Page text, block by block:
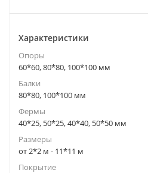
Характеристики
Опоры
60*60, 80*80, 100*100 мм
Балки
80*80, 100*100 мм
Фермы
40*25, 50*25, 40*40, 50*50 мм
Размеры
от 2*2 м - 11*11 м
Покрытие